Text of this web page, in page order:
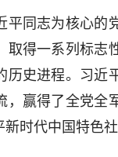
志为核心的
取得一系列标志
历史进程。习
，赢得了全党
时代中国特色